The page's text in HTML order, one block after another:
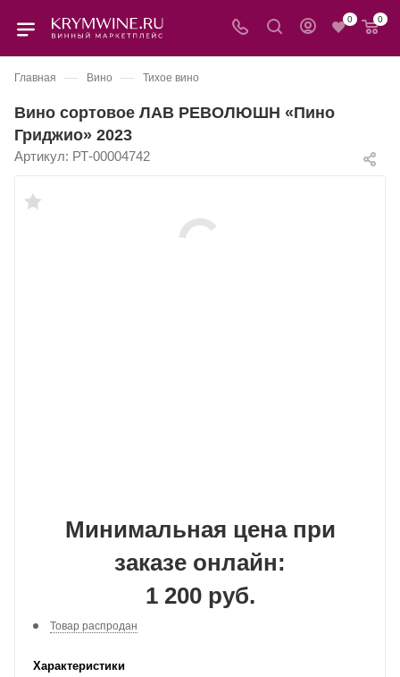
0 0
Главная — Вино — Тихое вино
Вино сортовое ЛАВ РЕВОЛЮШН «Пино
Гриджио» 2023
Артикул: РТ-00004742
Минимальная цена при
заказе онлайн:
1 200 руб.
Товар распродан
Характеристики